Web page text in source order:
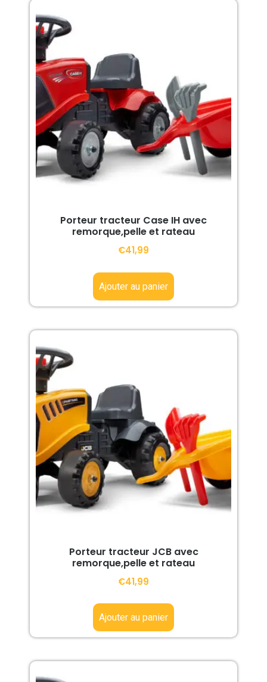
Porteur tracteur Case IH avec
remorque,pelle et rateau
€41,99
Ajouter au panier
Porteur tracteur JCB avec
remorque,pelle et rateau
€41,99
Ajouter au panier